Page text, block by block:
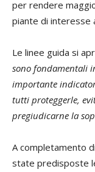
per rendere
piante di interesse
Le linee guida si
sono fondamentali
importante
tutti proteggerle,
pregiudicarne la
A completamento
state predisposte